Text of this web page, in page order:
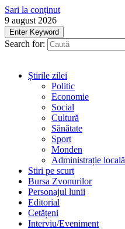
Sari la conținut
9 august 2026
Enter Keyword
Search for:
Știrile zilei
Politic
Economie
Social
Cultură
Sănătate
Sport
Monden
Administrație locală
Stiri pe scurt
Bursa Zvonurilor
Personajul lunii
Editorial
Cetățeni
Interviu/Eveniment